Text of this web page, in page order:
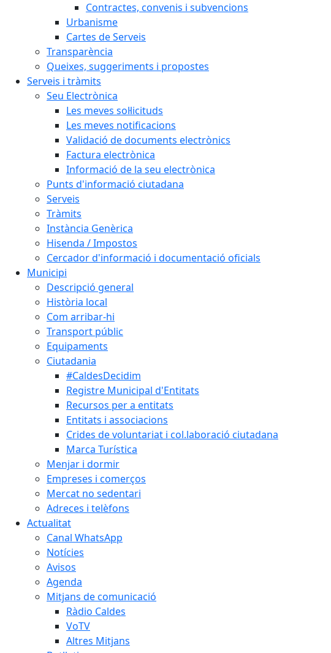
Contractes, convenis i subvencions
Urbanisme
Cartes de Serveis
Transparència
Queixes, suggeriments i propostes
Serveis i tràmits
Seu Electrònica
Les meves sol·licituds
Les meves notificacions
Validació de documents electrònics
Factura electrònica
Informació de la seu electrònica
Punts d'informació ciutadana
Serveis
Tràmits
Instància Genèrica
Hisenda / Impostos
Cercador d'informació i documentació oficials
Municipi
Descripció general
Història local
Com arribar-hi
Transport públic
Equipaments
Ciutadania
#CaldesDecidim
Registre Municipal d'Entitats
Recursos per a entitats
Entitats i associacions
Crides de voluntariat i col.laboració ciutadana
Marca Turística
Menjar i dormir
Empreses i comerços
Mercat no sedentari
Adreces i telèfons
Actualitat
Canal WhatsApp
Notícies
Avisos
Agenda
Mitjans de comunicació
Ràdio Caldes
VoTV
Altres Mitjans